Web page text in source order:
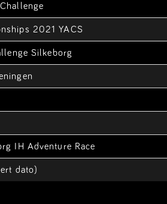
2021 YACS
Silkeborg
IH Adventure Race
dato)